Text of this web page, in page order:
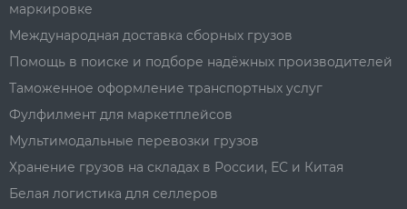
маркировке
Международная доставка сборных грузов
Помощь в поиске и подборе надёжных производителей
Таможенное оформление транспортных услуг
Фулфилмент для маркетплейсов
Мультимодальные перевозки грузов
Хранение грузов на складах в России, ЕС и Китая
Белая логистика для селлеров